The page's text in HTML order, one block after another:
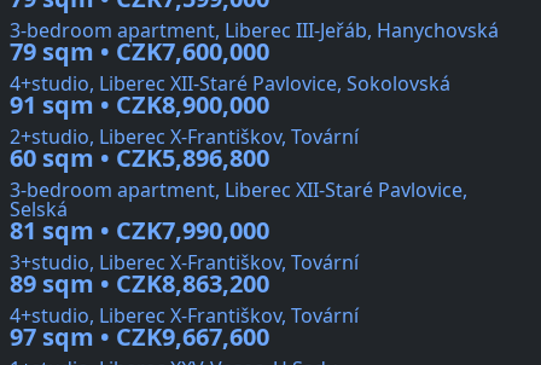
3-bedroom apartment, Liberec III-Jeřáb, Hanychovská
79 sqm • CZK7,600,000
4+studio, Liberec XII-Staré Pavlovice, Sokolovská
91 sqm • CZK8,900,000
2+studio, Liberec X-Františkov, Tovární
60 sqm • CZK5,896,800
3-bedroom apartment, Liberec XII-Staré Pavlovice,
Selská
81 sqm • CZK7,990,000
3+studio, Liberec X-Františkov, Tovární
89 sqm • CZK8,863,200
4+studio, Liberec X-Františkov, Tovární
97 sqm • CZK9,667,600